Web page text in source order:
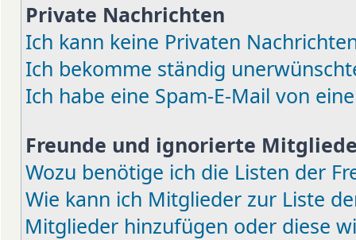
Private Nachrichten
Ich kann keine Privaten
Ich bekomme ständig
Ich habe eine Spam-E-Mail von
Freunde und ignorierte
Wozu benötige ich die Listen der
Wie kann ich Mitglieder zur Liste
Mitglieder hinzufügen oder diese